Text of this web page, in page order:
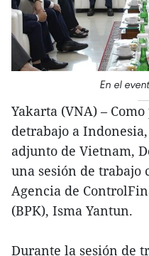
En el
Yakarta (VNA) –
detrabajo a
adjunto de Vietnam,
una sesión de trabajo
Agencia de
(BPK), Isma Yantun.
Durante la sesión de